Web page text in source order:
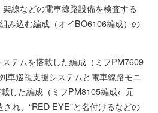
架線などの電車線路設備を検査する
み込む編成（オイBO6106編成）の
テムを搭載した編成（ミフPM7609
巡視支援システムと電車線路モニ
した編成（ミフPM8105編成←元
れ、“RED EYE”と名付けるなどの